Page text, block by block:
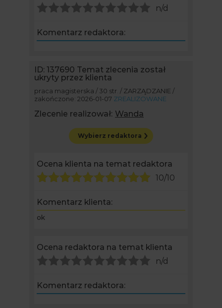
n/d
Komentarz redaktora:
ID: 137690 Temat zlecenia został
ukryty przez klienta
praca magisterska / 30 str. / ZARZĄDZANIE /
zakończone: 2026-01-07 ZREALIZOWANE
Zlecenie realizował: Wanda
Wybierz redaktora
Ocena klienta na temat redaktora
10/10
Komentarz klienta:
ok
Ocena redaktora na temat klienta
n/d
Komentarz redaktora: